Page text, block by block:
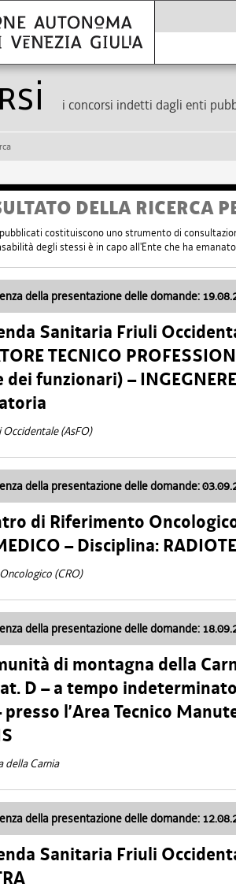
i concorsi indetti dagli enti
DELLA RICERCA
costituiscono uno strumento di
degli stessi è in capo all'Ente che ha
della presentazione delle domande:
Sanitaria Friuli
TECNICO
funzionari) –
(AsFO)
della presentazione delle domande:
di Riferimento
– Disciplina:
(CRO)
della presentazione delle domande:
di montagna della
D – a tempo
l’Area Tecnico
della Carnia
della presentazione delle domande:
Sanitaria Friuli